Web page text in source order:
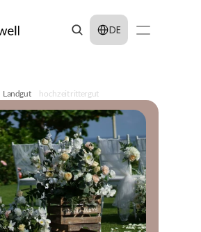
Select Language
DE
Landgut hochzeit rittergut